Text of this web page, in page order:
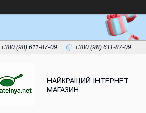
+380 (98) 611-87-09 +380 (98) 611-87-09
НАЙКРАЩИЙ ІНТЕРНЕТ
МАГАЗИН